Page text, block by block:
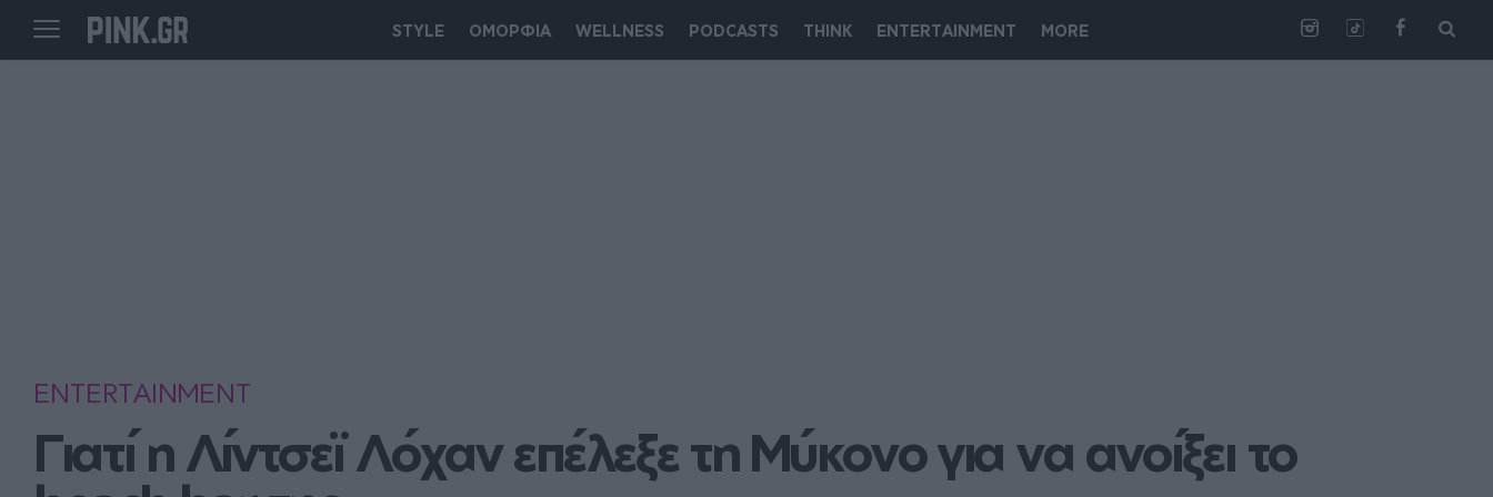
STYLE ΟΜΟΡΦΙΑ WELLNESS PODCASTS THINK ENTERTAINMENT MORE
ENTERTAINMENT
Γιατί η Λίντσεϊ Λόχαν επέλεξε τη Μύκονο για να ανοίξει το